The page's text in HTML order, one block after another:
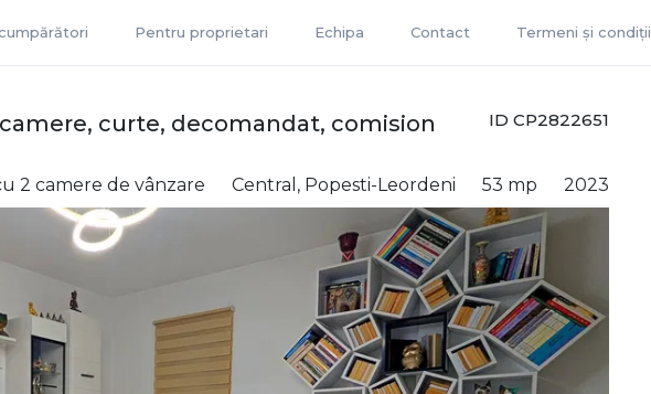
Pentru proprietari Echipa Contact Termeni și condiții
ID CP2822651
curte, decomandat, comision
2 camere de vânzare Central, Popesti-Leordeni 53 mp 2023